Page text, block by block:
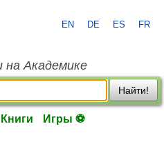
EN DE ES FR
на Академике
Найти!
Книги Игры ⚽